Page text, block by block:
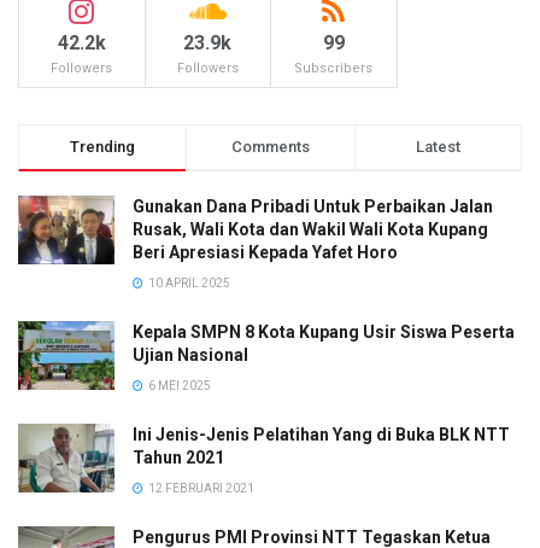
42.2k
Followers
23.9k
Followers
99
Subscribers
Trending Comments Latest
Gunakan Dana Pribadi Untuk Perbaikan Jalan
Rusak, Wali Kota dan Wakil Wali Kota Kupang
Beri Apresiasi Kepada Yafet Horo
10 APRIL 2025
Kepala SMPN 8 Kota Kupang Usir Siswa Peserta
Ujian Nasional
6 MEI 2025
Ini Jenis-Jenis Pelatihan Yang di Buka BLK NTT
Tahun 2021
12 FEBRUARI 2021
Pengurus PMI Provinsi NTT Tegaskan Ketua